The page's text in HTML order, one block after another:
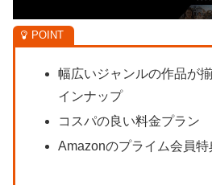
幅広いジャンルの作品が
インナップ
コスパの良い料金プラン
Amazonのプライム会員特